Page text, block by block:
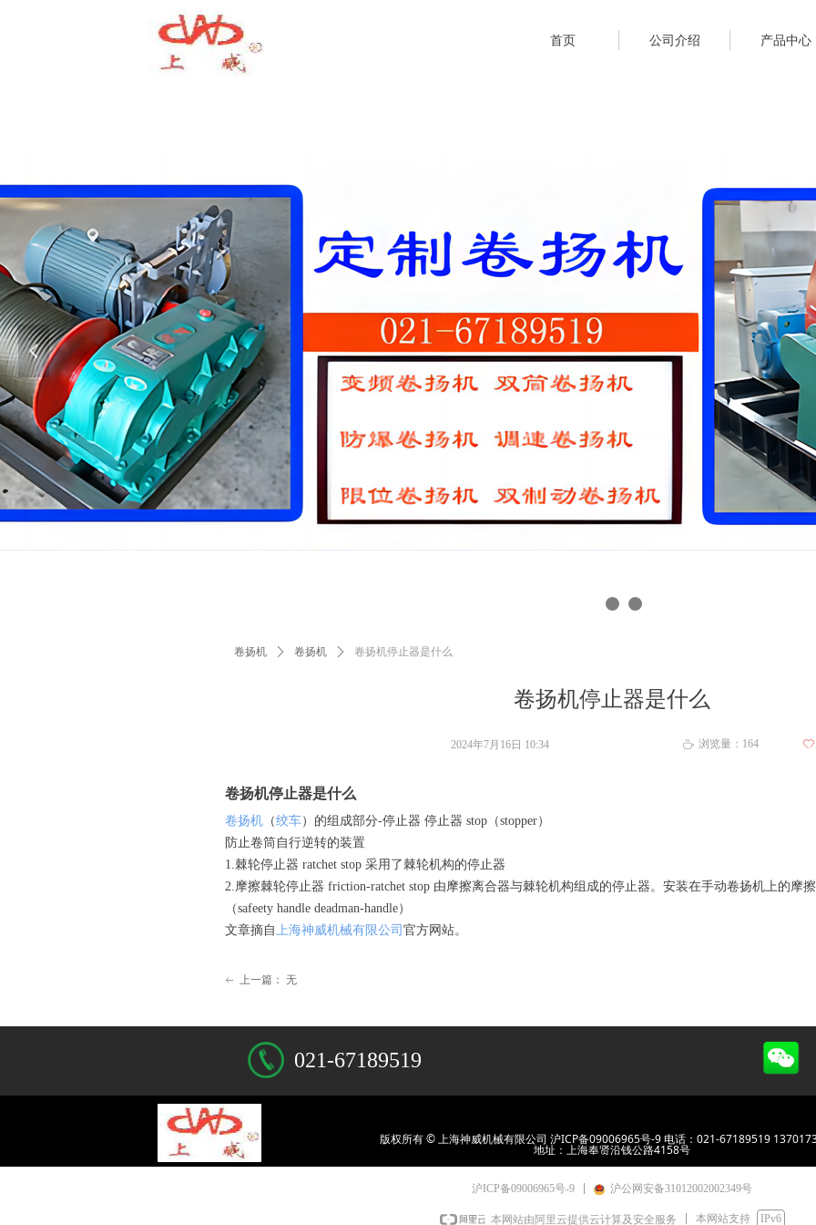
首页 公司介绍 产品中心
exe
专业从事莫诺原理应用的相关产品的研发和生产
简单的设计 可靠的性能
exe
专业从事莫诺原理应用的相关产品的研发和生产
简单的设计 可靠的性能
넳
卷扬机停止器是什么
卷扬机 ꄲ 卷扬机 ꄲ 卷扬机停止器是什么
卷扬机停止器是什么
卷扬机 （绞车）的组成部分-停止器 停止器 stop（stopper）
防止卷筒自行逆转的装置
1.棘轮停止器 ratchet stop 采用了棘轮机构的停止器
2.摩擦棘轮停止器 friction-ratchet stop 由摩擦离合器与棘轮机构组成的停止器。安装在手动卷扬机上的摩
（safeety handle deadman-handle）
文章摘自上海神威机械有限公司 官方网站。
2024年7月16日 10:34 ꄘ 浏览量： 164 ꄀ
ꂃ 上一篇： 无
021-67189519
版权所有 © 上海神威机械有限公司 沪ICP备09006965号-9 电话：021-67189519
地址：上海奉贤沿钱公路4158号
沪ICP备09006965号-9 沪公网安备31012002002349号
本网站由阿里云提供云计算及安全服务 本网站支持 IPv6